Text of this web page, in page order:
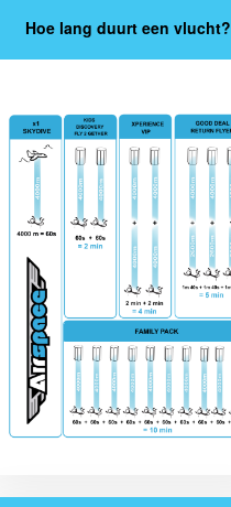
Hoe lang duurt een vlucht?